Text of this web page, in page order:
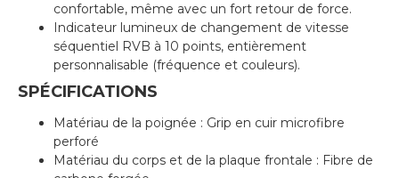
confortable, même avec un fort retour de force.
Indicateur lumineux de changement de vitesse
séquentiel RVB à 10 points, entièrement
personnalisable (fréquence et couleurs).
SPÉCIFICATIONS
Matériau de la poignée : Grip en cuir microfibre
perforé
Matériau du corps et de la plaque frontale : Fibre de